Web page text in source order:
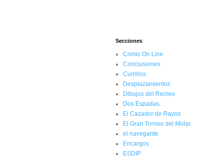
Secciones
Comic On Line
Conclusiones
Currillos
Desplazamientos
Dibujos del Recreo
Dos Espadas.
El Cazador de Rayos.
El Gran Torneo del Molar.
el navegante
Encargos
ESDIP